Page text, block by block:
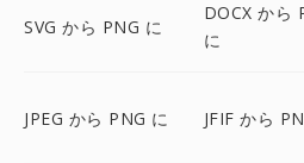
SVG から PNG に
DOCX から
に
JPEG から PNG に JFIF から